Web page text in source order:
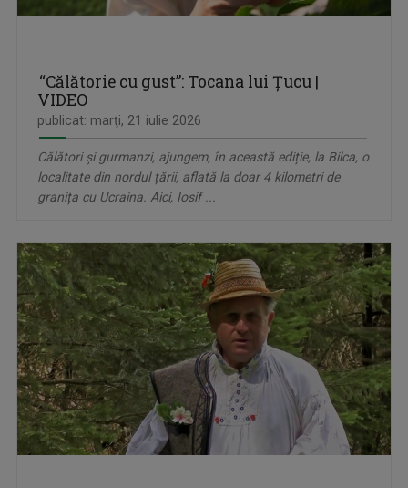
“Călătorie cu gust”: Tocana lui Țucu |
VIDEO
publicat: marţi, 21 iulie 2026
Călători și gurmanzi, ajungem, în această ediție, la Bilca, o
localitate din nordul țării, aflată la doar 4 kilometri de
granița cu Ucraina. Aici, Iosif ...